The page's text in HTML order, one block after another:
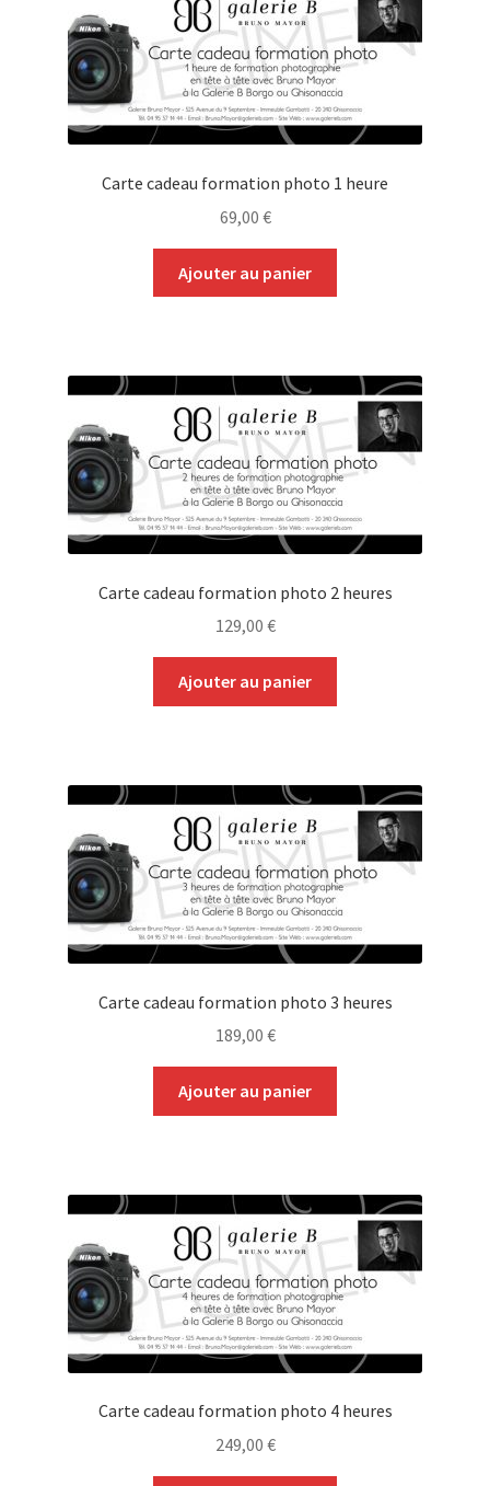
Mon panier
Carte cadeau formation photo 1 heure
69,00 €
Ajouter au panier
Carte cadeau formation photo 2 heures
129,00 €
Ajouter au panier
Carte cadeau formation photo 3 heures
189,00 €
Ajouter au panier
Carte cadeau formation photo 4 heures
249,00 €